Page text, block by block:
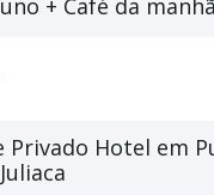
+ Café da manhã
Hotel em